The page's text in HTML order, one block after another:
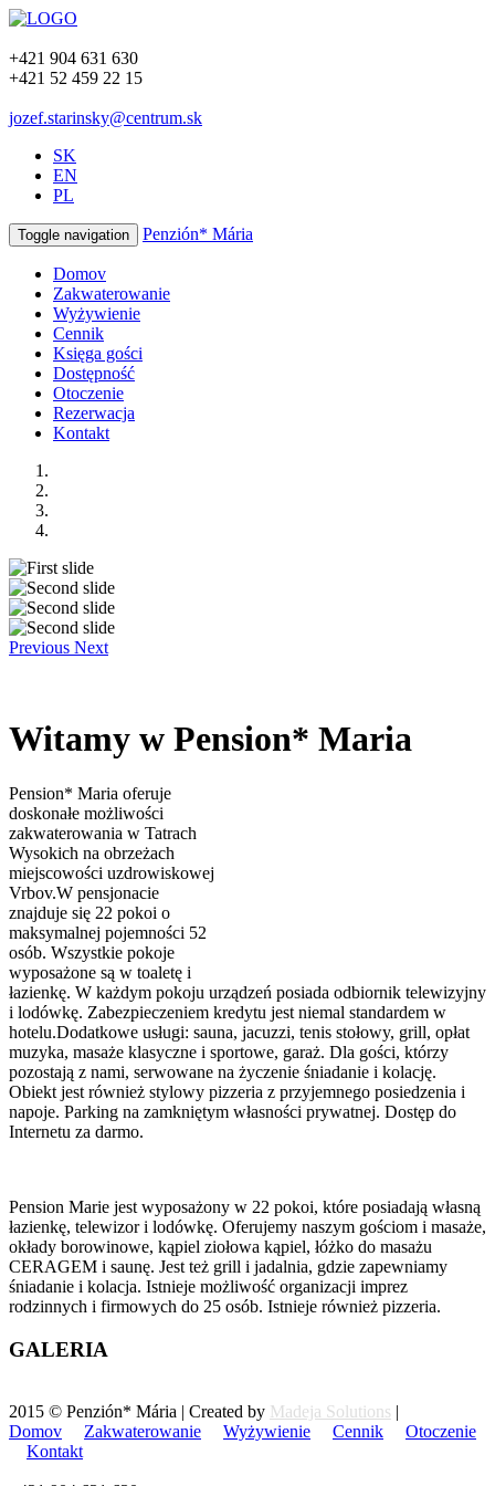
+421 904 631 630
+421 52 459 22 15
jozef.starinsky@centrum.sk
SK
EN
PL
Toggle navigation Penzión* Mária
Domov
Zakwaterowanie
Wyżywienie
Cennik
Księga gości
Dostępność
Otoczenie
Rezerwacja
Kontakt
Previous Next
Witamy w Pension* Maria
Pension* Maria oferuje
doskonałe możliwości
zakwaterowania w Tatrach
Wysokich na obrzeżach
miejscowości uzdrowiskowej
Vrbov.W pensjonacie
znajduje się 22 pokoi o
maksymalnej pojemności 52
osób. Wszystkie pokoje
wyposażone są w toaletę i
łazienkę. W każdym pokoju urządzeń posiada odbiornik telewizyjny
i lodówkę. Zabezpieczeniem kredytu jest niemal standardem w
hotelu.Dodatkowe usługi: sauna, jacuzzi, tenis stołowy, grill, opłat
muzyka, masaże klasyczne i sportowe, garaż. Dla gości, którzy
pozostają z nami, serwowane na życzenie śniadanie i kolację.
Obiekt jest również stylowy pizzeria z przyjemnego posiedzenia i
napoje. Parking na zamkniętym własności prywatnej. Dostęp do
Internetu za darmo.
Pension Marie jest wyposażony w 22 pokoi, które posiadają własną
łazienkę, telewizor i lodówkę. Oferujemy naszym gościom i masaże,
okłady borowinowe, kąpiel ziołowa kąpiel, łóżko do masażu
CERAGEM i saunę. Jest też grill i jadalnia, gdzie zapewniamy
śniadanie i kolacja. Istnieje możliwość organizacji imprez
rodzinnych i firmowych do 25 osób. Istnieje również pizzeria.
GALERIA
2015 © Penzión* Mária | Created by Madeja Solutions |
Domov
Zakwaterowanie Wyżywienie Cennik
Otoczenie
Kontakt